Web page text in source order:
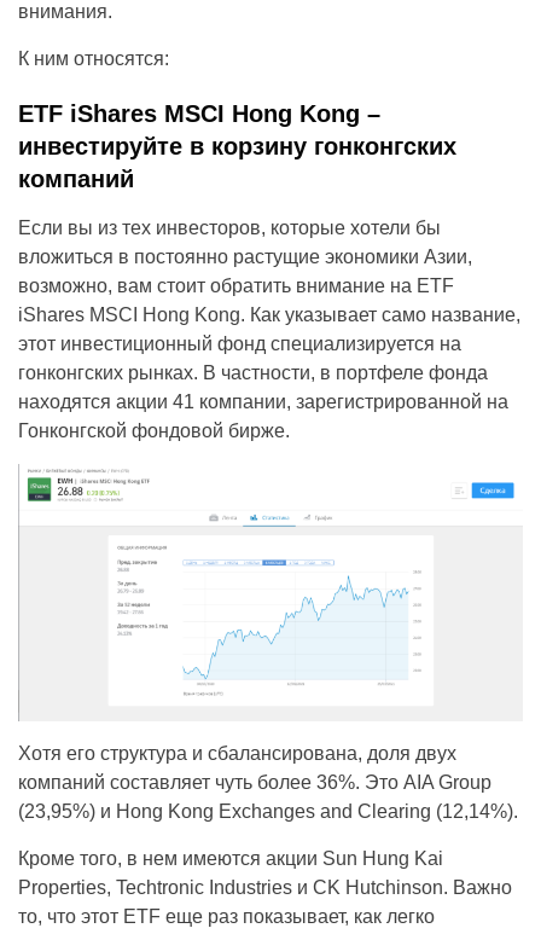
внимания.
К ним относятся:
ETF iShares MSCI Hong Kong –
инвестируйте в корзину гонконгских
компаний
Если вы из тех инвесторов, которые хотели бы
вложиться в постоянно растущие экономики Азии,
возможно, вам стоит обратить внимание на ETF
iShares MSCI Hong Kong. Как указывает само название,
этот инвестиционный фонд специализируется на
гонконгских рынках. В частности, в портфеле фонда
находятся акции 41 компании, зарегистрированной на
Гонконгской фондовой бирже.
Хотя его структура и сбалансирована, доля двух
компаний составляет чуть более 36%. Это AIA Group
(23,95%) и Hong Kong Exchanges and Clearing (12,14%).
Кроме того, в нем имеются акции Sun Hung Kai
Properties, Techtronic Industries и CK Hutchinson. Важно
то, что этот ETF еще раз показывает, как легко